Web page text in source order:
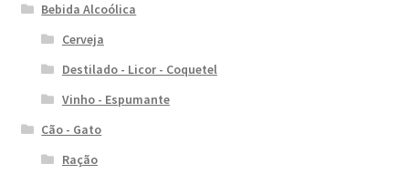
Bebida Alcoólica
Cerveja
Destilado - Licor - Coquetel
Vinho - Espumante
Cão - Gato
Ração